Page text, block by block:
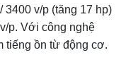
3400 v/p (tăng 17 hp)
p. Với công nghệ
tiếng ồn từ động cơ.